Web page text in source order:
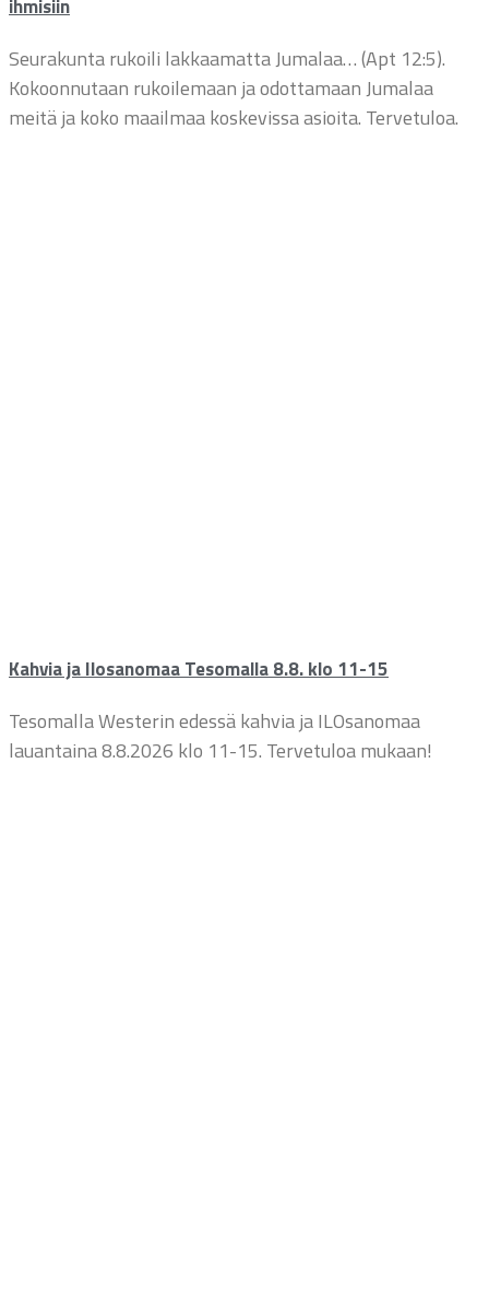
ihmisiin
Seurakunta rukoili lakkaamatta Jumalaa… (Apt 12:5).
Kokoonnutaan rukoilemaan ja odottamaan Jumalaa
meitä ja koko maailmaa koskevissa asioita. Tervetuloa.
Kahvia ja Ilosanomaa Tesomalla 8.8. klo 11-15
Tesomalla Westerin edessä kahvia ja ILOsanomaa
lauantaina 8.8.2026 klo 11-15. Tervetuloa mukaan!